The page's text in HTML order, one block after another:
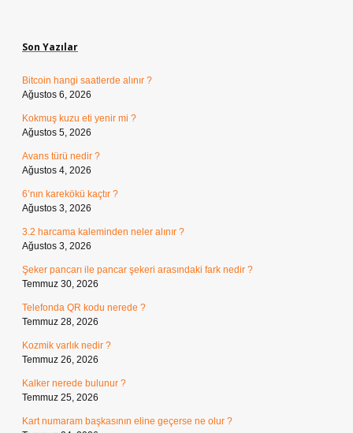
Son Yazılar
Bitcoin hangi saatlerde alınır ?
Ağustos 6, 2026
Kokmuş kuzu eti yenir mi ?
Ağustos 5, 2026
Avans türü nedir ?
Ağustos 4, 2026
6’nın karekökü kaçtır ?
Ağustos 3, 2026
3.2 harcama kaleminden neler alınır ?
Ağustos 3, 2026
Şeker pancarı ile pancar şekeri arasındaki fark nedir ?
Temmuz 30, 2026
Telefonda QR kodu nerede ?
Temmuz 28, 2026
Kozmik varlık nedir ?
Temmuz 26, 2026
Kalker nerede bulunur ?
Temmuz 25, 2026
Kart numaram başkasının eline geçerse ne olur ?